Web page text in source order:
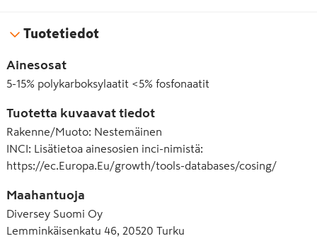
Tuotetiedot
Ainesosat
5-15% polykarboksylaatit <5% fosfonaatit
Tuotetta kuvaavat tiedot
Rakenne/Muoto: Nestemäinen
INCI: Lisätietoa ainesosien inci-nimistä:
https://ec.Europa.Eu/growth/tools-databases/cosing/
Maahantuoja
Diversey Suomi Oy
Lemminkäisenkatu 46, 20520 Turku